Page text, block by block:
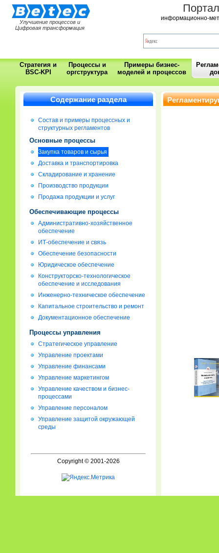
Улучшение процессов и
Цифровая трансформация
информационно-
Стратегия и
BSC-KPI
Процессы и
оргструктура
Примеры бизнес-
моделей и процессов
Содержание раздела
Состав и примеры процессных и
структурных регламентов
Основные процессы
Закупка товаров и сырья
Доставка и транспортировка
Складирование и хранение
Производство продукции
Продажа продукции и услуг
Обеспечивающие процессы
Административно-хозяйственное
обеспечение
ИТ-обеспечение и связь
Обеспечение безопасности
Юридическое обеспечение
Конструкторско-технологическое
обеспечение и исследования
Инженерно-техническое обеспечение
Капитальное строительство и ремонт
Документационное обеспечение
Процессы управления
Стратегическое управление
Управление проектами
Управление финансами
Управление маркетингом
Управление качеством и бизнес-
процессами
Управление персоналом
Управление защитой окружающей
среды
Copyright © 2001-2026